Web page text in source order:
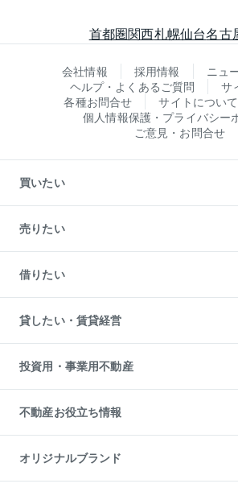
首都圏関西札幌仙台名古
会社情報 採用情報
ニュ
ヘルプ・よくあるご質問
サ
各種お問合せ
サイトについ
個人情報保護・プライバシー
ご意見・お問合せ
買いたい
新築・分譲マンションの購入
中古マンションの購入
一戸建ての購入
中古一戸建ての購入
不動産購入の流れ
注目キーワード物件特集
購入ガイド
English 繁体中文簡体中文
売りたい
一戸建ての売却・査定
土地の売却・査定
スピードAI査定
不動産査定について
不動産売却の流れ
不動産買換えの流れ
売却ガイド
借りたい
オフィス・店舗の賃貸
借りるときの流れ
借りるガイド
貸したい・賃貸経営
マンション賃料データ
賃貸管理プラン
リロケーションについて
貸すガイド
投資用・事業用不動産
事業用不動産
マンション投資
投資用マンション
アパート経営
収益物件
不動産お役立ち情報
マンションライブラリー
人気マンションランキング
暮らしに役立つ不動産メディア
オリジナルブランド